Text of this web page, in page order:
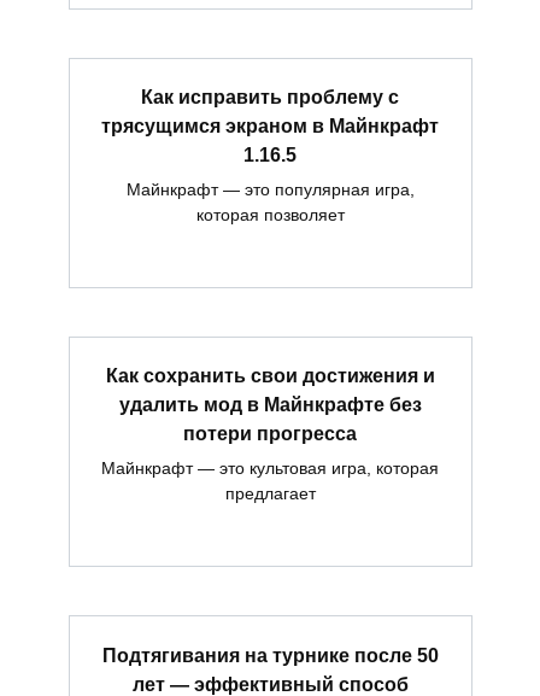
Как исправить проблему с
трясущимся экраном в Майнкрафт
1.16.5
Майнкрафт — это популярная игра,
которая позволяет
Как сохранить свои достижения и
удалить мод в Майнкрафте без
потери прогресса
Майнкрафт — это культовая игра, которая
предлагает
Подтягивания на турнике после 50
лет — эффективный способ